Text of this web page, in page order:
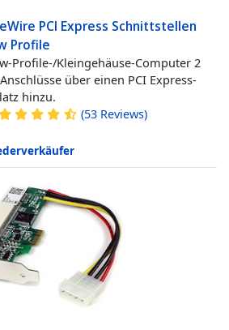
PCI Express Schnittstellen
Profile
Profile-/Kleingehäuse-Computer 2
über einen PCI Express-
hinzu.
(53 Reviews)